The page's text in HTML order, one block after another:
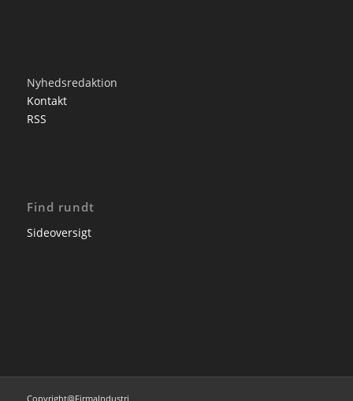
Nyhedsredaktion
Kontakt
RSS
Find rundt
Sideoversigt
Copyright@FirmaIndustri